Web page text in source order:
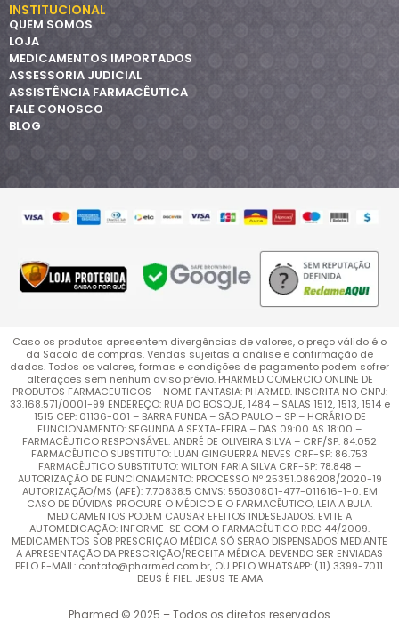
INSTITUCIONAL
QUEM SOMOS
LOJA
MEDICAMENTOS IMPORTADOS
ASSESSORIA JUDICIAL
ASSISTÊNCIA FARMACÊUTICA
FALE CONOSCO
BLOG
Caso os produtos apresentem divergências de valores, o preço válido é o
da Sacola de compras. Vendas sujeitas a análise e confirmação de
dados. Todos os valores, formas e condições de pagamento podem sofrer
alterações sem nenhum aviso prévio. PHARMED COMERCIO ONLINE DE
PRODUTOS FARMACEUTICOS – NOME FANTASIA: PHARMED. INSCRITA NO CNPJ:
33.168.571/0001-99 ENDEREÇO: RUA DO BOSQUE, 1484 – SALAS 1512, 1513, 1514 e
1515 CEP: 01136-001 – BARRA FUNDA – SÃO PAULO – SP – HORÁRIO DE
FUNCIONAMENTO: SEGUNDA A SEXTA-FEIRA – DAS 09:00 AS 18:00 –
FARMACÊUTICO RESPONSÁVEL: ANDRÉ DE OLIVEIRA SILVA – CRF/SP: 84.052
FARMACÊUTICO SUBSTITUTO: LUAN GINGUERRA NEVES CRF-SP: 86.753
FARMACÊUTICO SUBSTITUTO: WILTON FARIA SILVA CRF-SP: 78.848 –
AUTORIZAÇÃO DE FUNCIONAMENTO: PROCESSO Nº 25351.086208/2020-19
AUTORIZAÇÃO/MS (AFE): 7.70838.5 CMVS: 55030801-477-011616-1-0. EM
CASO DE DÚVIDAS PROCURE O MÉDICO E O FARMACÊUTICO, LEIA A BULA.
MEDICAMENTOS PODEM CAUSAR EFEITOS INDESEJADOS. EVITE A
AUTOMEDICAÇÃO: INFORME-SE COM O FARMACÊUTICO RDC 44/2009.
MEDICAMENTOS SOB PRESCRIÇÃO MÉDICA SÓ SERÃO DISPENSADOS MEDIANTE
A APRESENTAÇÃO DA PRESCRIÇÃO/RECEITA MÉDICA. DEVENDO SER ENVIADAS
PELO E-MAIL: contato@pharmed.com.br, OU PELO WHATSAPP: (11) 3399-7011.
DEUS É FIEL. JESUS TE AMA
Pharmed © 2025 – Todos os direitos reservados